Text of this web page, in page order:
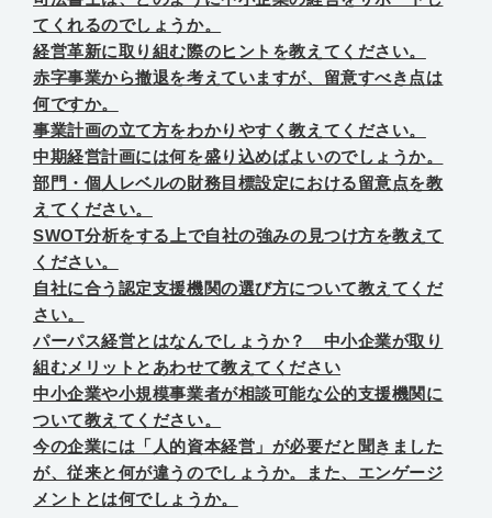
てくれるのでしょうか。
経営革新に取り組む際のヒントを教えてください。
赤字事業から撤退を考えていますが、留意すべき点は
何ですか。
事業計画の立て方をわかりやすく教えてください。
中期経営計画には何を盛り込めばよいのでしょうか。
部門・個人レベルの財務目標設定における留意点を教
えてください。
SWOT分析をする上で自社の強みの見つけ方を教えて
ください。
自社に合う認定支援機関の選び方について教えてくだ
さい。
パーパス経営とはなんでしょうか？ 中小企業が取り
組むメリットとあわせて教えてください
中小企業や小規模事業者が相談可能な公的支援機関に
ついて教えてください。
今の企業には「人的資本経営」が必要だと聞きました
が、従来と何が違うのでしょうか。また、エンゲージ
メントとは何でしょうか。